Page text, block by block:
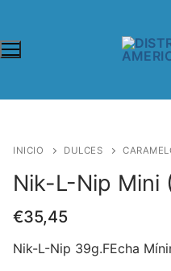
INICIO DULCES
Nik-L-Nip Mini
€35,45
Nik-L-Nip 39g.FEcha